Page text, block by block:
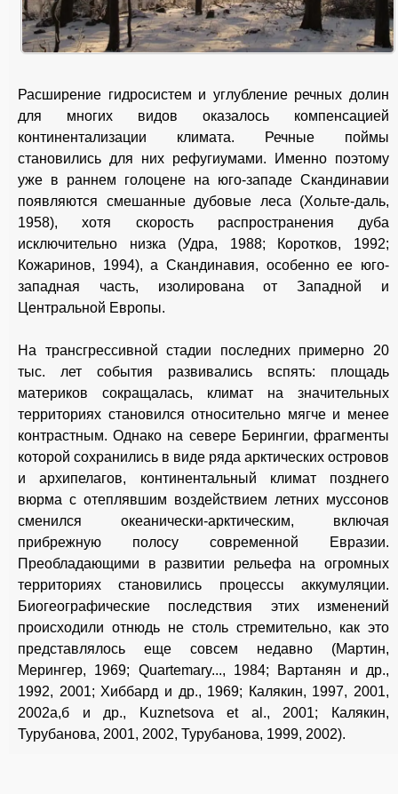
Расширение гидросистем и углубление речных долин
для многих видов оказалось компенсацией
континентализации климата. Речные поймы
становились для них рефугиумами. Именно поэтому
уже в раннем голоцене на юго-западе Скандинавии
появляются смешанные дубовые леса (Хольте-даль,
1958), хотя скорость распространения дуба
исключительно низка (Удра, 1988; Коротков, 1992;
Кожаринов, 1994), а Скандинавия, особенно ее юго-
западная часть, изолирована от Западной и
Центральной Европы.
На трансгрессивной стадии последних примерно 20
тыс. лет события развивались вспять: площадь
материков сокращалась, климат на значительных
территориях становился относительно мягче и менее
контрастным. Однако на севере Берингии, фрагменты
которой сохранились в виде ряда арктических островов
и архипелагов, континентальный климат позднего
вюрма с отеплявшим воздействием летних муссонов
сменился океанически-арктическим, включая
прибрежную полосу современной Евразии.
Преобладающими в развитии рельефа на огромных
территориях становились процессы аккумуляции.
Биогеографические последствия этих изменений
происходили отнюдь не столь стремительно, как это
представлялось еще совсем недавно (Мартин,
Мерингер, 1969; Quartemary..., 1984; Вартанян и др.,
1992, 2001; Хиббард и др., 1969; Калякин, 1997, 2001,
2002а,б и др., Kuznetsova et al., 2001; Калякин,
Турубанова, 2001, 2002, Турубанова, 1999, 2002).